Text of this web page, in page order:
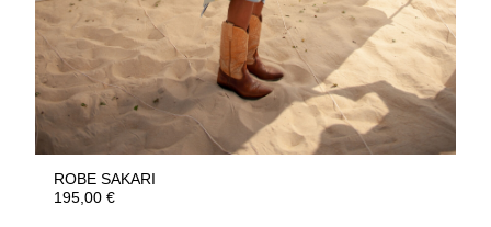
ROBE SAKARI
195,00€